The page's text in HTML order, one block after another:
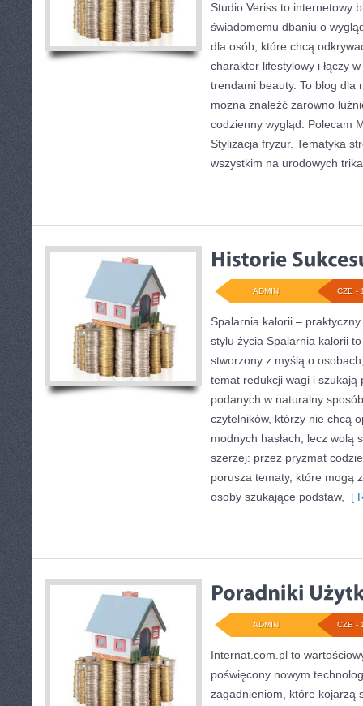
Studio Veriss to internetowy
świadomemu dbaniu o
dla osób, które chcą
charakter lifestylowy i łączy
trendami beauty. To blog dla
można znaleźć zarówno
codzienny wygląd. Polecam
Stylizacja fryzur. Tematyka
wszystkim na urodowych
CZE -
ADMIN
Spalarnia kalorii –
stylu życia Spalarnia kalorii
stworzony z myślą o
temat redukcji wagi i szukają
podanych w naturalny
czytelników, którzy nie chcą
modnych hasłach, lecz wolą
szerzej: przez pryzmat
porusza tematy, które mogą
osoby szukające podstaw,
[
CZE -
ADMIN
Internat.com.pl to
poświęcony nowym
zagadnieniom, które kojarzą